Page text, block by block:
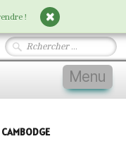
!
Menu